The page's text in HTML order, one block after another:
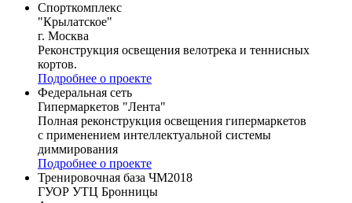
Спорткомплекс
"Крылатское"
г. Москва
Реконструкция освещения велотрека и теннисных
кортов.
Подробнее о проекте
Федеральная сеть
Гипермаркетов "Лента"
Полная реконструкция освещения гипермаркетов
с применением интеллектуальной системы
диммирования
Подробнее о проекте
Тренировочная база ЧМ2018
ГУОР УТЦ Бронницы